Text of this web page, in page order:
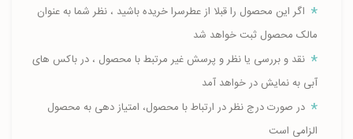
اگر این محصول را قبلا از عطرسرا خریده باشید ، نظر شما به عنوان
مالک محصول ثبت خواهد شد
نقد و بررسی یا نظر و پرسش غیر مرتبط با محصول ، در باکس های
آبی به نمایش در خواهد آمد
در صورت درج نظر در ارتباط با محصول، امتیاز دهی به محصول
الزامی است